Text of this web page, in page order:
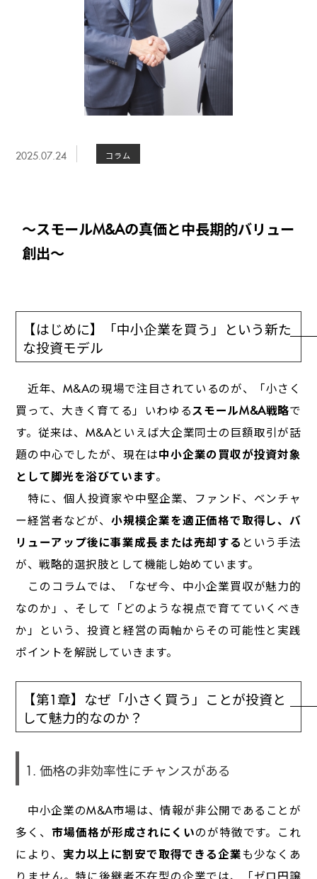
2025.07.24 コラム
～スモールM&Aの真価と中長期的バリュー
創出～
【はじめに】「中小企業を買う」という新た
な投資モデル
近年、M&Aの現場で注目されているのが、「小さく
買って、大きく育てる」――いわゆる スモールM&A戦略 で
す。従来は、M&Aといえば大企業同士の巨額取引が話
題の中心でしたが、現在は 中小企業の買収が投資対象
として脚光を浴びています
特に、個人投資家や中堅企業、ファンド、ベンチャ
ー経営者などが、 小規模企業を適正価格で取得し、バ
リューアップ後に事業成長または売却する という手法
が、戦略的選択肢として機能し始めています。
このコラムでは、「なぜ今、中小企業買収が魅力的
なのか」、そして「どのような視点で育てていくべき
か」という、投資と経営の両軸からその可能性と実践
ポイントを解説していきます。
【第1章】なぜ「小さく買う」ことが投資と
して魅力的なのか？
1. 価格の非効率性にチャンスがある
中小企業のM&A市場は、情報が非公開であることが
多く、市場価格が形成されにくい のが特徴です。これ
により、 実力以上に割安で取得できる企業 も少なくあ
りません。特に後継者不在型の企業では、「ゼロ円譲